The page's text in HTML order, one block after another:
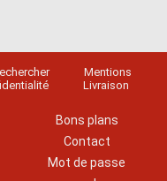
Mentions
Livraison
Bons plans
Contact
Mot de passe